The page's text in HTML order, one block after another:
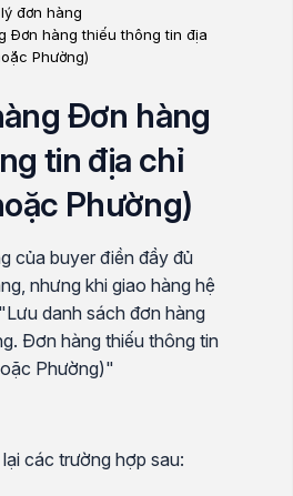
đơn hàng
Đơn hàng thiếu thông tin địa
Phường)
Đơn hàng
tin địa chỉ
Phường)
của buyer điền đầy đủ
nhưng khi giao hàng hệ
danh sách đơn hàng
Đơn hàng thiếu thông tin
Phường)"
các trường hợp sau: